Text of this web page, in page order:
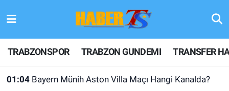
TRABZONSPOR TRABZON GUNDEMI TRANSFER
01:04 Bayern Münih Aston Villa Maçı Hangi Kanalda?
TRABZONSPOR
TRABZON GUNDEMI
Hava Durumu
Trafik Durumu